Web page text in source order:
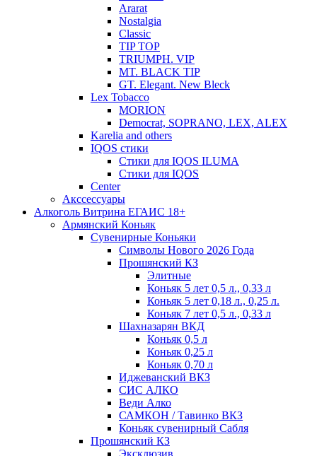
Ararat
Nostalgia
Classic
TIP TOP
TRIUMPH. VIP
MT. BLACK TIP
GT. Elegant. New Bleck
Lex Tobacco
MORION
Democrat, SOPRANO, LEX, ALEX
Karelia and others
IQOS стики
Стики для IQOS ILUMA
Стики для IQOS
Сenter
Акссессуары
Алкоголь Витрина ЕГАИС 18+
Армянский Коньяк
Сувенирные Коньяки
Символы Нового 2026 Года
Прошянский КЗ
Элитные
Коньяк 5 лет 0,5 л., 0,33 л
Коньяк 5 лет 0,18 л., 0,25 л.
Коньяк 7 лет 0,5 л., 0,33 л
Шахназарян ВКД
Коньяк 0,5 л
Коньяк 0,25 л
Коньяк 0,70 л
Иджеванский ВКЗ
СИС АЛКО
Веди Алко
САМКОН / Тавинко ВКЗ
Коньяк сувенирный Сабля
Прошянский КЗ
Эксклюзив